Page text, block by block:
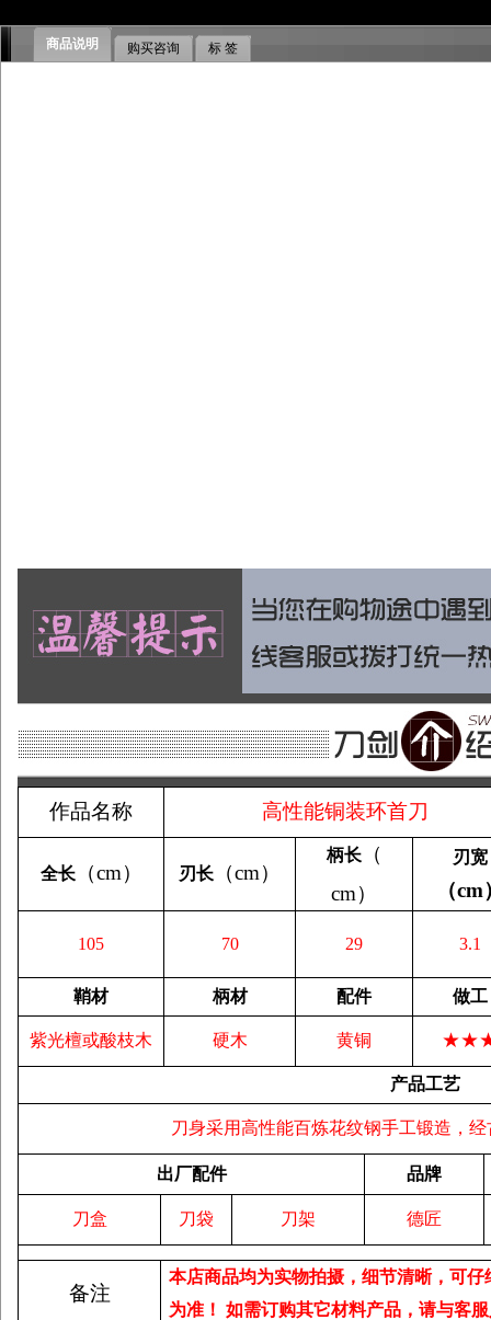
商品说明 购买咨询 标 签
作品名称 高性能铜装环首刀
全长（cm） 刃长 （cm）
柄长（
cm）
刃宽
（cm
105 70 29 3.1
鞘材 柄材 配件 做工
紫光檀或酸枝木 硬木 黄铜
产品工艺
刀身采用高性能百炼花纹钢手工锻造，
出厂配件 品牌
刀盒 刀袋 刀架 德匠
备注
本店商品均为实物拍摄，细节清晰，可
为准！ 如需订购其它材料产品，请与客